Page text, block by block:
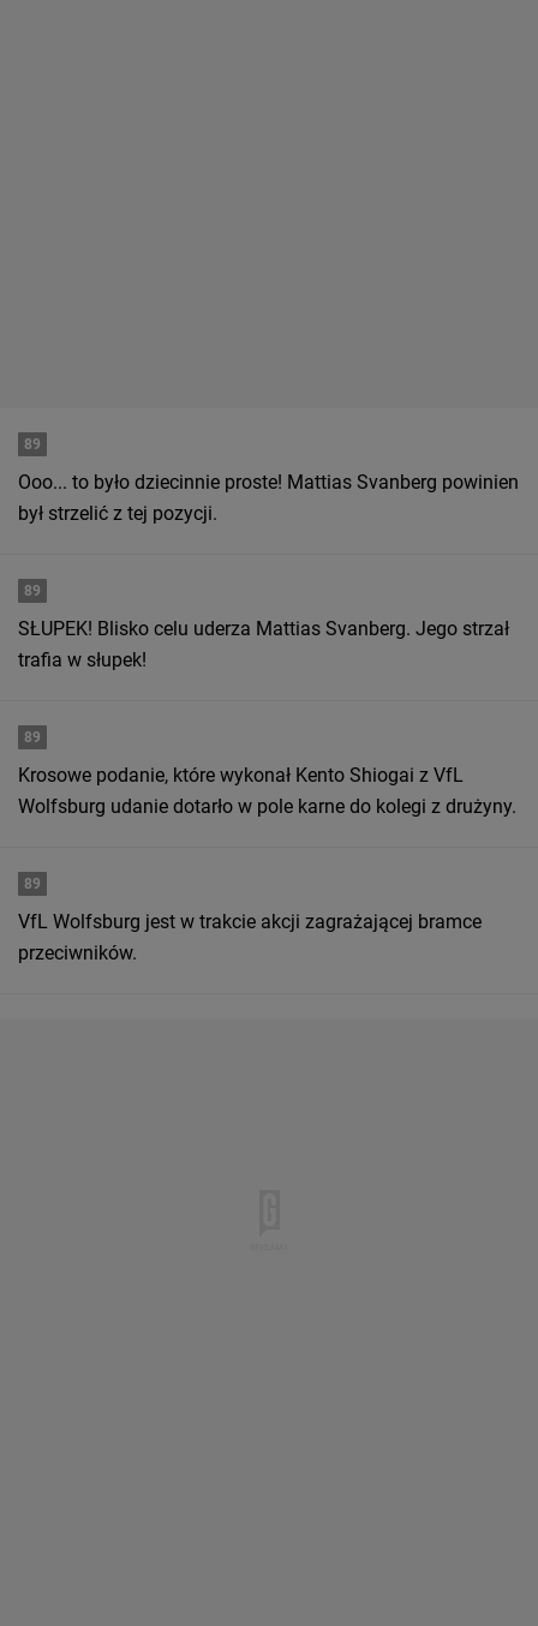
89
Ooo... to było dziecinnie proste! Mattias Svanberg powinien
był strzelić z tej pozycji.
89
SŁUPEK! Blisko celu uderza Mattias Svanberg. Jego strzał
trafia w słupek!
89
Krosowe podanie, które wykonał Kento Shiogai z VfL
Wolfsburg udanie dotarło w pole karne do kolegi z drużyny.
89
VfL Wolfsburg jest w trakcie akcji zagrażającej bramce
przeciwników.